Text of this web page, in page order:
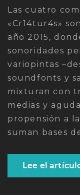
Las cuatro
«Cr14tur4s»
año 2015,
sonoridades
variopintas
soundfonts y
mixturan con
medias y
propensión a
suman bases
Lee el